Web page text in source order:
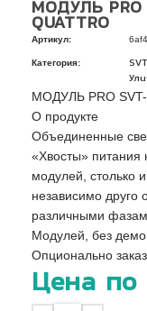
МОДУЛЬ PRO
QUATTRO
Артикул:
Категория: SVT
МОДУЛЬ PRO SVT-
О продукте
Объединенные
«Хвосты» питания
модулей, столько
независимо друго
различными
Модулей, без
Опционально
Цена по